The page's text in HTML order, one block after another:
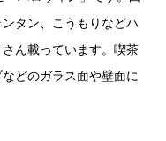
タン、こうもりなどハ
ん載っています。喫茶
どのガラス面や壁面に